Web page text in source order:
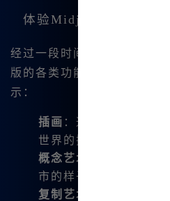
体验Midjourney的艺术
经过一段时间的使用，我已
版的各类功能与操作。以下
示：
插画 ：通过简短的描述
世界的插画。
概念艺术
：生成了一
市的样子。
复制艺术风格
：模仿